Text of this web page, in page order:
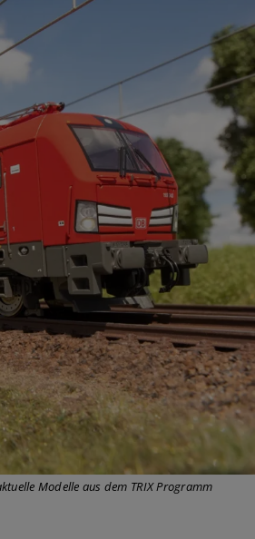
Modelle aus dem TRIX Programm